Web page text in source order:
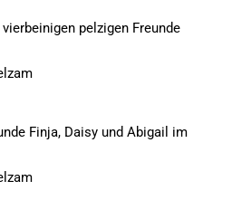
pelzigen Freunde
Finja, Daisy und Abigail im